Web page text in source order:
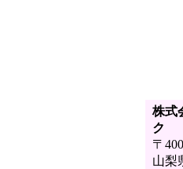
株式
ク
〒
山梨